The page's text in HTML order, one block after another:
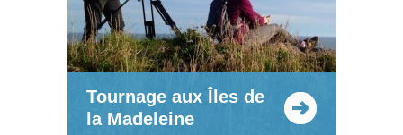
Tournage aux Îles de
la Madeleine